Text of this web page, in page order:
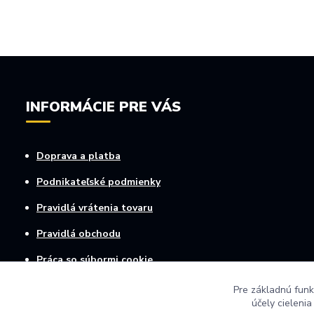
INFORMÁCIE PRE VÁS
Doprava a platba
Podnikateľské podmienky
Pravidlá vrátenia tovaru
Pravidlá obchodu
Práca so súbormi cookie
Pre základnú
účely